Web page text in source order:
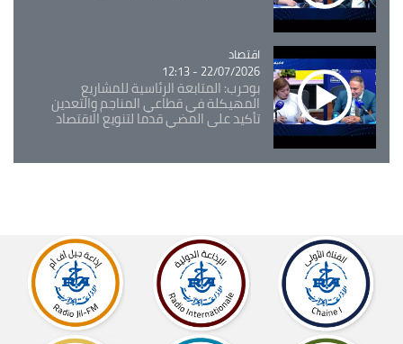
Catégorie
اقتصاد
22/07/2026 - 12:13
بوحرب: المتابعة الرئاسية للمشاريع
المهيكلة في قطاعي المناجم والتعدين
تأكيد على المضي قدما لتنويع الاقتصاد